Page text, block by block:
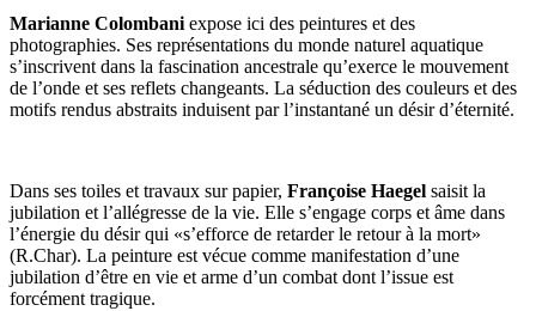
Marianne Colombani expose ici des peintures et des
photographies. Ses représentations du monde naturel aquatique
s’inscrivent dans la fascination ancestrale qu’exerce le mouvement
de l’onde et ses reflets changeants. La séduction des couleurs et des
motifs rendus abstraits induisent par l’instantané un désir d’éternité.
Dans ses toiles et travaux sur papier, Françoise Haegel saisit la
jubilation et l’allégresse de la vie. Elle s’engage corps et âme dans
l’énergie du désir qui «s’efforce de retarder le retour à la mort»
(R.Char). La peinture est vécue comme manifestation d’une
jubilation d’être en vie et arme d’un combat dont l’issue est
forcément tragique.